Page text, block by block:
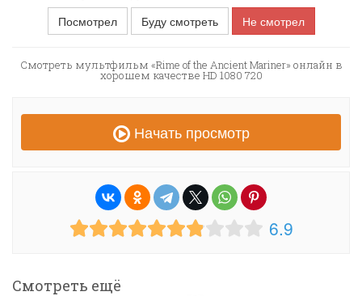
Посмотрел
Буду смотреть Не смотрел
Смотреть мультфильм «Rime of the Ancient Mariner» онлайн в
хорошем качестве HD 1080 720
Начать просмотр
6.9
Смотреть ещё